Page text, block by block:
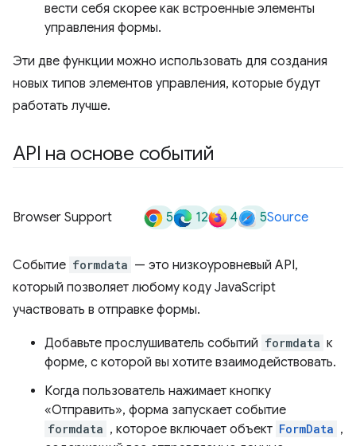
вести себя скорее как встроенные элементы
управления формы.
Эти две функции можно использовать для создания
новых типов элементов управления, которые будут
работать лучше.
API на основе событий
Browser Support 5 12 4 5Source
Событие formdata — это низкоуровневый API,
который позволяет любому коду JavaScript
участвовать в отправке формы.
Добавьте прослушиватель событий formdata к
форме, с которой вы хотите взаимодействовать.
Когда пользователь нажимает кнопку
«Отправить», форма запускает событие
formdata , которое включает объект FormData ,